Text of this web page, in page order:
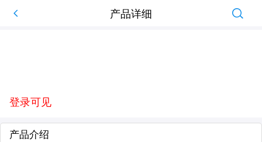
产品详细
登录可见
产品介绍